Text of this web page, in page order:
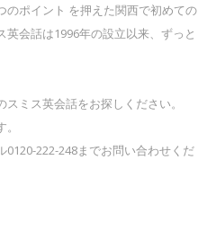
のポイント を押えた関西で初めての
英会話は1996年の設立以来、ずっと
ミス英会話をお探しください。
222-248までお問い合わせくだ